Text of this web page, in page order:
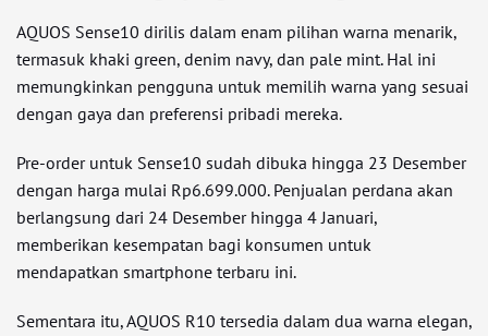
AQUOS Sense10 dirilis dalam enam pilihan warna menarik,
termasuk khaki green, denim navy, dan pale mint. Hal ini
memungkinkan pengguna untuk memilih warna yang sesuai
dengan gaya dan preferensi pribadi mereka.
Pre-order untuk Sense10 sudah dibuka hingga 23 Desember
dengan harga mulai Rp6.699.000. Penjualan perdana akan
berlangsung dari 24 Desember hingga 4 Januari,
memberikan kesempatan bagi konsumen untuk
mendapatkan smartphone terbaru ini.
Sementara itu, AQUOS R10 tersedia dalam dua warna elegan,